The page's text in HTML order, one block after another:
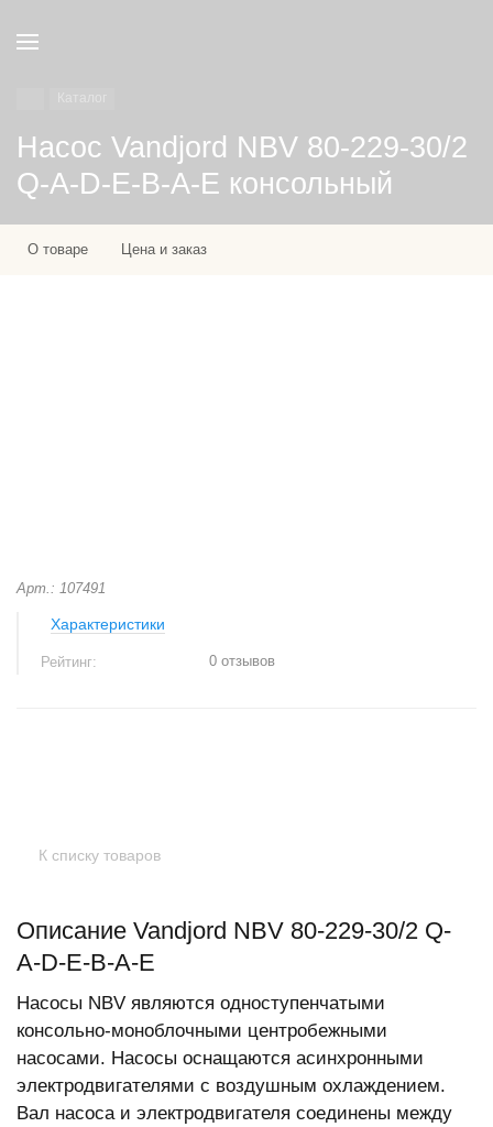
Насос Vandjord NBV 80-229-30/2
Q-A-D-E-B-A-E консольный
О товаре Цена и заказ
Арт.: 107491
Характеристики
Рейтинг: 0 отзывов
К списку товаров
Описание Vandjord NBV 80-229-30/2 Q-
A-D-E-B-A-E
Насосы NBV являются одноступенчатыми
консольно-моноблочными центробежными
насосами. Насосы оснащаются асинхронными
электродвигателями с воздушным охлаждением.
Вал насоса и электродвигателя соединены между